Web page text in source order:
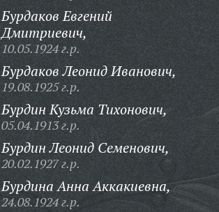
Бурдаков Евгений
Дмитриевич,
10.05.1924 г.р.
Бурдаков Леонид Иванович,
19.08.1925 г.р.
Бурдин Кузьма Тихонович,
05.04.1913 г.р.
Бурдин Леонид Семенович,
20.02.1927 г.р.
Бурдина Анна Аккакиевна,
24.08.1924 г.р.